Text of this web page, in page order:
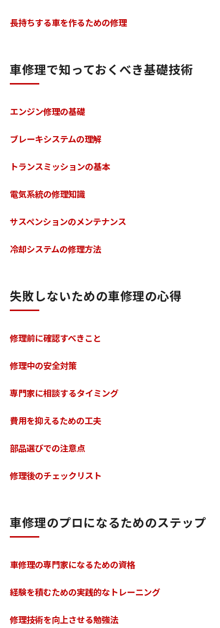
長持ちする車を作るための修理
車修理で知っておくべき基礎技術
エンジン修理の基礎
ブレーキシステムの理解
トランスミッションの基本
電気系統の修理知識
サスペンションのメンテナンス
冷却システムの修理方法
失敗しないための車修理の心得
修理前に確認すべきこと
修理中の安全対策
専門家に相談するタイミング
費用を抑えるための工夫
部品選びでの注意点
修理後のチェックリスト
車修理のプロになるためのステップ
車修理の専門家になるための資格
経験を積むための実践的なトレーニング
修理技術を向上させる勉強法